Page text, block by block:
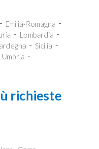
Emilia-Romagna
Lombardia
Sicilia
Umbria
richieste